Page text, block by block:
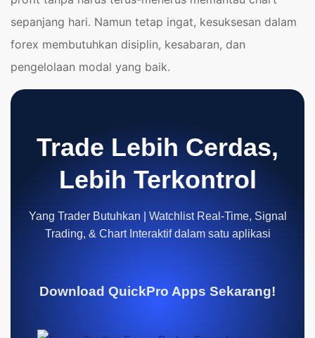
sepanjang hari. Namun tetap ingat, kesuksesan dalam
forex membutuhkan disiplin, kesabaran, dan
pengelolaan modal yang baik.
Trade Lebih Cerdas,
Lebih Terkontrol
Yang Trader Butuhkan | Watchlist Real-Time, Signal
Trading, & Chart Interaktif dalam satu aplikasi
Download QuickPro Apps Sekarang!